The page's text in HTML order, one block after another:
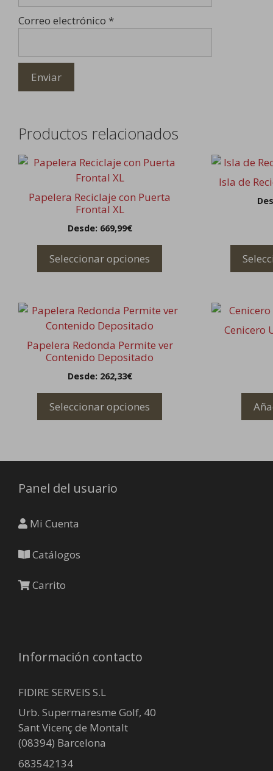
Correo electrónico *
Productos relacionados
Papelera Reciclaje con Puerta
Frontal XL
Desde: 669,99€
Seleccionar opciones
Este
tiene
múltiples
opciones
en
página
Isla de
Este
producto
opciones
en
Papelera Redonda Permite ver
Contenido Depositado
Desde: 262,33€
Seleccionar opciones
Este
producto
tiene
múltiples
opciones
en
página
producto
Cenicero
Panel del usuario
Mi Cuenta
Catálogos
Carrito
Información contacto
FIDIRE SERVEIS S.L
Urb. Supermaresme Golf, 40
Sant Vicenç de Montalt
(08394) Barcelona
683542134